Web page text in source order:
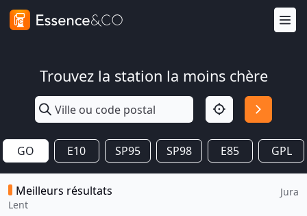
Trouvez la station la moins chère
GO E10 SP95 SP98 E85 GPL
Meilleurs résultats
Lent
Jura